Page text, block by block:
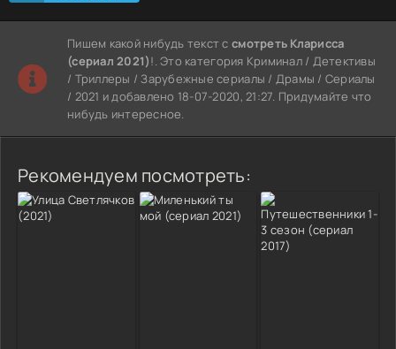
Пишем какой нибудь текст ссмотреть Кларисса
(сериал 2021)!. Это категория Криминал / Детективы
/ Триллеры / Зарубежные сериалы / Драмы / Сериалы
/ 2021 и добавлено 18-07-2020, 21:27. Придумайте что
нибудь интересное.
Рекомендуем посмотреть: